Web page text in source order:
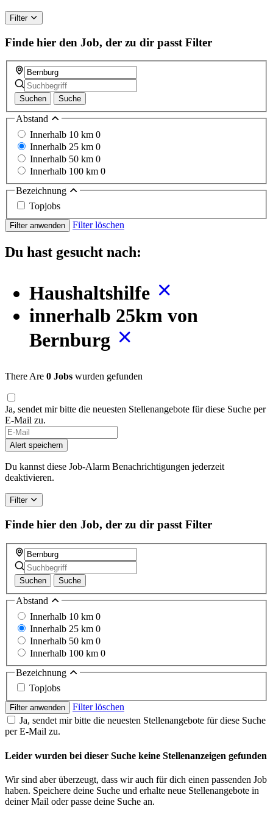
Filter
Finde hier den Job, der zu dir passt Filter
Suchen Suche
Abstand
Innerhalb 10 km 0
Innerhalb 25 km 0
Innerhalb 50 km 0
Innerhalb 100 km 0
Bezeichnung
Topjobs
Filter anwenden Filter löschen
Du hast gesucht nach:
Haushaltshilfe
innerhalb 25km von
Bernburg
There Are 0 Jobs wurden gefunden
Ja, sendet mir bitte die neuesten Stellenangebote für diese Suche per
E-Mail zu.
If
you
are
a
human,
this
field
Alert speichern
Du kannst diese Job-Alarm Benachrichtigungen jederzeit
deaktivieren.
Filter
Finde hier den Job, der zu dir passt Filter
Suchen Suche
Abstand
Innerhalb 10 km 0
Innerhalb 25 km 0
Innerhalb 50 km 0
Innerhalb 100 km 0
Bezeichnung
Topjobs
Filter anwenden
Filter löschen
Ja, sendet mir bitte die neuesten Stellenangebote für diese Suche
per E-Mail zu.
Leider wurden bei dieser Suche keine Stellenanzeigen gefunden
Wir sind aber überzeugt, dass wir auch für dich einen passenden Job
haben. Speichere deine Suche und erhalte neue Stellenangebote in
deiner Mail oder passe deine Suche an.